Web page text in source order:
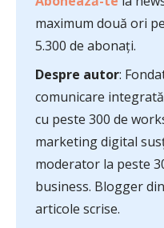
maximum două ori
5.300 de abonați.
Despre autor:
comunicare integrată
cu peste 300 de
marketing digital
moderator la peste
business. Blogger
articole scrise.